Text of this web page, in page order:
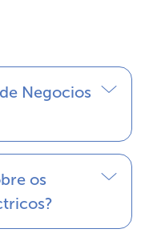
Negocios
os